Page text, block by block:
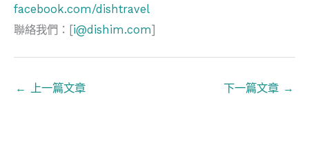
facebook.com/dishtravel
聯絡我們：[i@dishim.com]
← 上一篇文章 下一篇文章 →